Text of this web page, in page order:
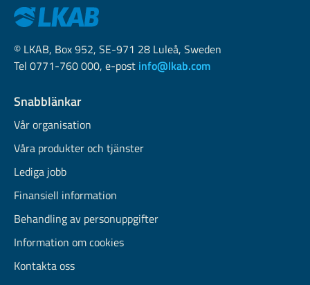
© LKAB, Box 952, SE-971 28 Luleå, Sweden
Tel 0771-760 000, e-post info@lkab.com
Snabblänkar
Vår organisation
Våra produkter och tjänster
Lediga jobb
Finansiell information
Behandling av personuppgifter
Information om cookies
Kontakta oss